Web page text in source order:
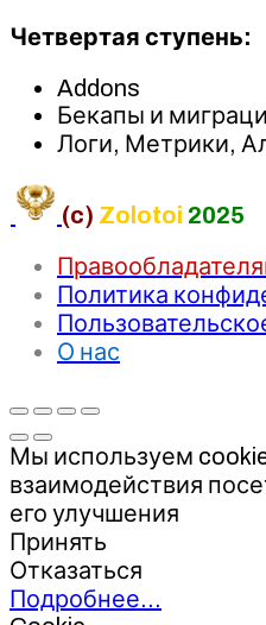
Четвертая ступень:
Addons
Бекапы и
Логи, Метрики,
(c) Zolotoi 2025
Политика
О нас
Мы используем
взаимодействия
его улучшения
Принять
Отказаться
Подробнее…